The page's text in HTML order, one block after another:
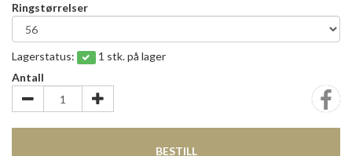
Ringstørrelser
Lagerstatus:
1 stk. på lager
Antall
BESTILL